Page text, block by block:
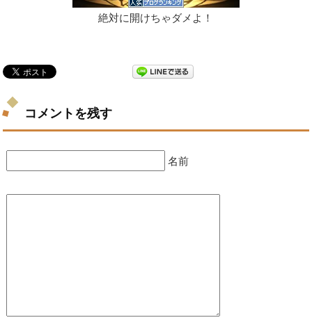
絶対に開けちゃダメよ！
コメントを残す
名前